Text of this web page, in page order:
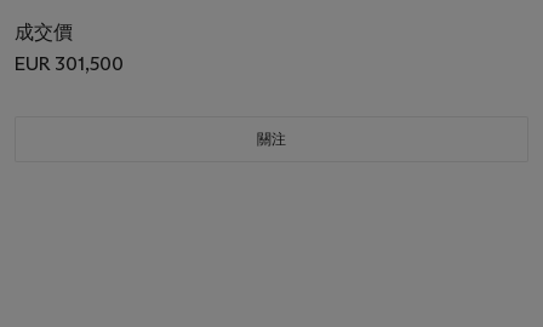
成交價
EUR 301,500
關注